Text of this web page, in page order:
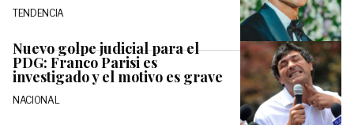
TENDENCIA
Nuevo golpe judicial para el
PDG: Franco Parisi es
investigado y el motivo es grave
NACIONAL